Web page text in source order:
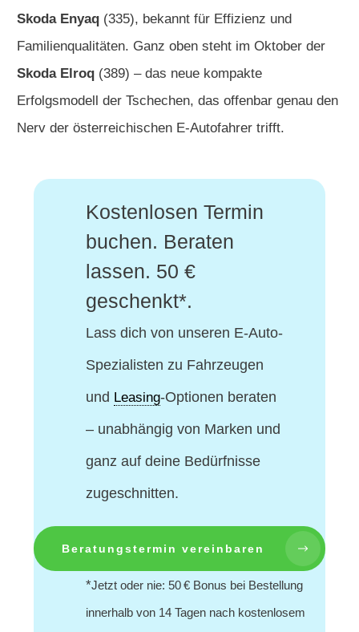
Skoda Enyaq (335), bekannt für Effizienz und
Familienqualitäten. Ganz oben steht im Oktober der
Skoda Elroq (389) – das neue kompakte
Erfolgsmodell der Tschechen, das offenbar genau den
Nerv der österreichischen E-Autofahrer trifft.
Kostenlosen Termin
buchen. Beraten
lassen. 50 €
geschenkt*.
Lass dich von unseren E-Auto-
Spezialisten zu Fahrzeugen
und Leasing-Optionen beraten
– unabhängig von Marken und
ganz auf deine Bedürfnisse
zugeschnitten.
Beratungstermin vereinbaren
*Jetzt oder nie: 50 € Bonus bei Bestellung
innerhalb von 14 Tagen nach kostenlosem